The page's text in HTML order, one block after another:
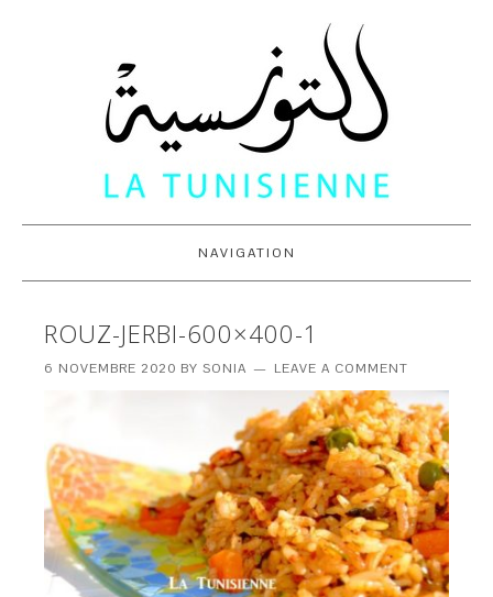
NAVIGATION
ROUZ-JERBI-600×400-1
6 NOVEMBRE 2020 BYSONIA LEAVE A COMMENT